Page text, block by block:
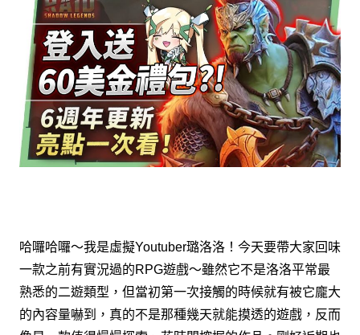
哈囉哈囉～我是虛擬Youtuber璐洛洛！ 今天要帶大家回味
一款之前有實況過的RPG遊戲～雖然它不是洛洛平常最
熟悉的二遊類型，但當初第一次接觸的時候就有被它龐大
的內容量嚇到，真的不是那種幾天就能摸透的遊戲，反而